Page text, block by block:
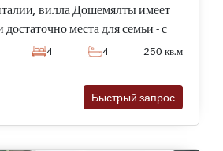
вилла Дошемялты имеет
места для семьи - с
и большим бассейном.
4 4 250 кв.м
Быстрый запрос